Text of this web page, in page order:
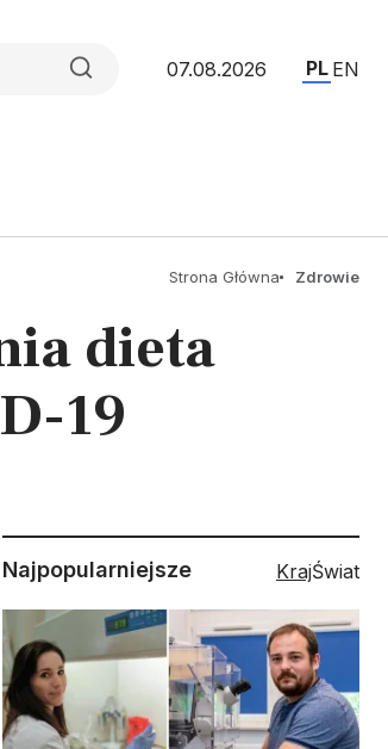
07.08.2026 PL EN
Strona Główna Zdrowie
dieta
19
Najpopularniejsze KrajŚwiat